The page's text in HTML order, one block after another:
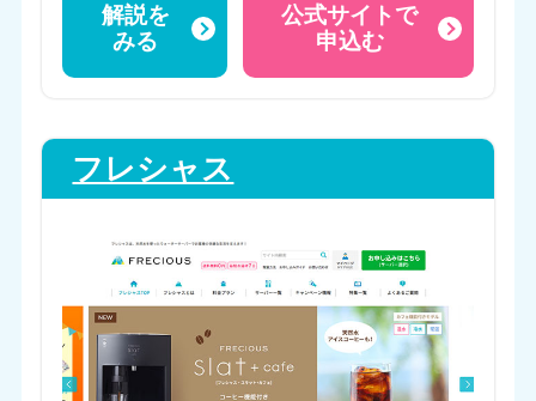
解説を
みる
公式サイトで
申込む
フレシャス